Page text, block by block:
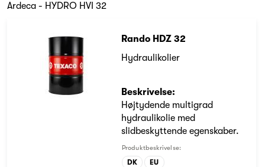
Ardeca - HYDRO HVI 32
Rando HDZ 32
Hydraulikolier
Beskrivelse:
Højtydende multigrad
hydraulikolie med
slidbeskyttende egenskaber.
Produktbeskrivelse:
DK EU